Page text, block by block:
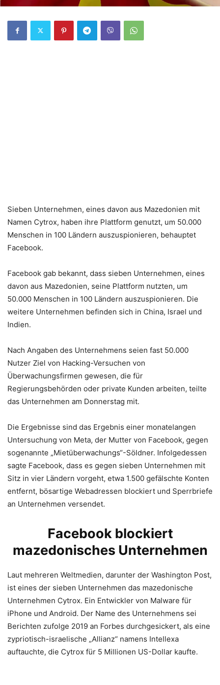
Sieben Unternehmen, eines davon aus Mazedonien mit
Namen Cytrox, haben ihre Plattform genutzt, um 50.000
Menschen in 100 Ländern auszuspionieren, behauptet
Facebook.
Facebook gab bekannt, dass sieben Unternehmen, eines
davon aus Mazedonien, seine Plattform nutzten, um
50.000 Menschen in 100 Ländern auszuspionieren. Die
weitere Unternehmen befinden sich in China, Israel und
Indien.
Nach Angaben des Unternehmens seien fast 50.000
Nutzer Ziel von Hacking-Versuchen von
Überwachungsfirmen gewesen, die für
Regierungsbehörden oder private Kunden arbeiten, teilte
das Unternehmen am Donnerstag mit.
Die Ergebnisse sind das Ergebnis einer monatelangen
Untersuchung von Meta, der Mutter von Facebook, gegen
sogenannte „Mietüberwachungs“-Söldner. Infolgedessen
sagte Facebook, dass es gegen sieben Unternehmen mit
Sitz in vier Ländern vorgeht, etwa 1.500 gefälschte Konten
entfernt, bösartige Webadressen blockiert und Sperrbriefe
an Unternehmen versendet.
Facebook blockiert
mazedonisches Unternehmen
Laut mehreren Weltmedien, darunter der Washington Post,
ist eines der sieben Unternehmen das mazedonische
Unternehmen Cytrox. Ein Entwickler von Malware für
iPhone und Android. Der Name des Unternehmens sei
Berichten zufolge 2019 an Forbes durchgesickert, als eine
zypriotisch-israelische „Allianz“ namens Intellexa
auftauchte, die Cytrox für 5 Millionen US-Dollar kaufte.